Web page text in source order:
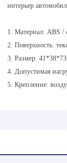
интерьер
1. Материал: ABS /
2. Поверхность:
3. Размер:
4. Допустимая
5. Крепление: